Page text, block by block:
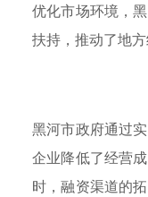
优化市场环境，
扶持，推动了地
黑河市政府通过
企业降低了经营
时，融资渠道的